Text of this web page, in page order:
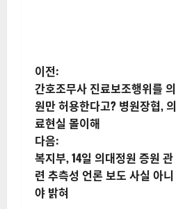
게
시
물
내
비
이전:
간호조무사 진료보조행위를 의
원만 허용한다고? 병원장협, 의
료현실 몰이해
다음:
복지부, 14일 의대정원 증원 관
련 추측성 언론 보도 사실 아니
야 밝혀